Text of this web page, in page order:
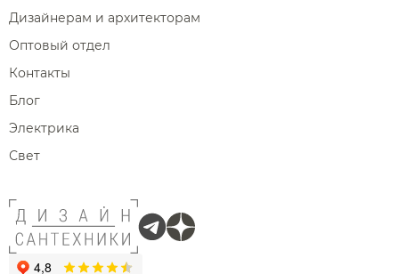
Дизайнерам и архитекторам
Оптовый отдел
Контакты
Блог
Электрика
Свет